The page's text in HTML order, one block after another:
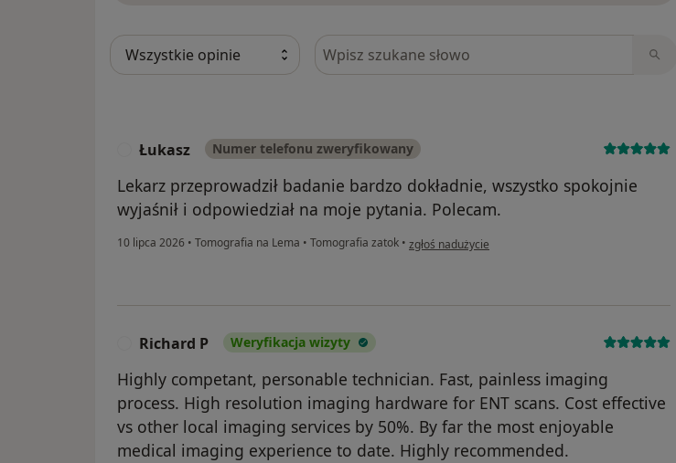
Szukaj w opiniach
Łukasz Numer telefonu zweryfikowany
Lekarz przeprowadził badanie bardzo dokładnie, wszystko spokojnie
wyjaśnił i odpowiedział na moje pytania. Polecam.
10 lipca 2026 • Tomografia na Lema • Tomografia zatok • w opinii użytkownika Łukasz
zgłoś nadużycie
Richard P Weryfikacja wizyty
Highly competant, personable technician. Fast, painless imaging
process. High resolution imaging hardware for ENT scans. Cost effective
vs other local imaging services by 50%. By far the most enjoyable
medical imaging experience to date. Highly recommended.